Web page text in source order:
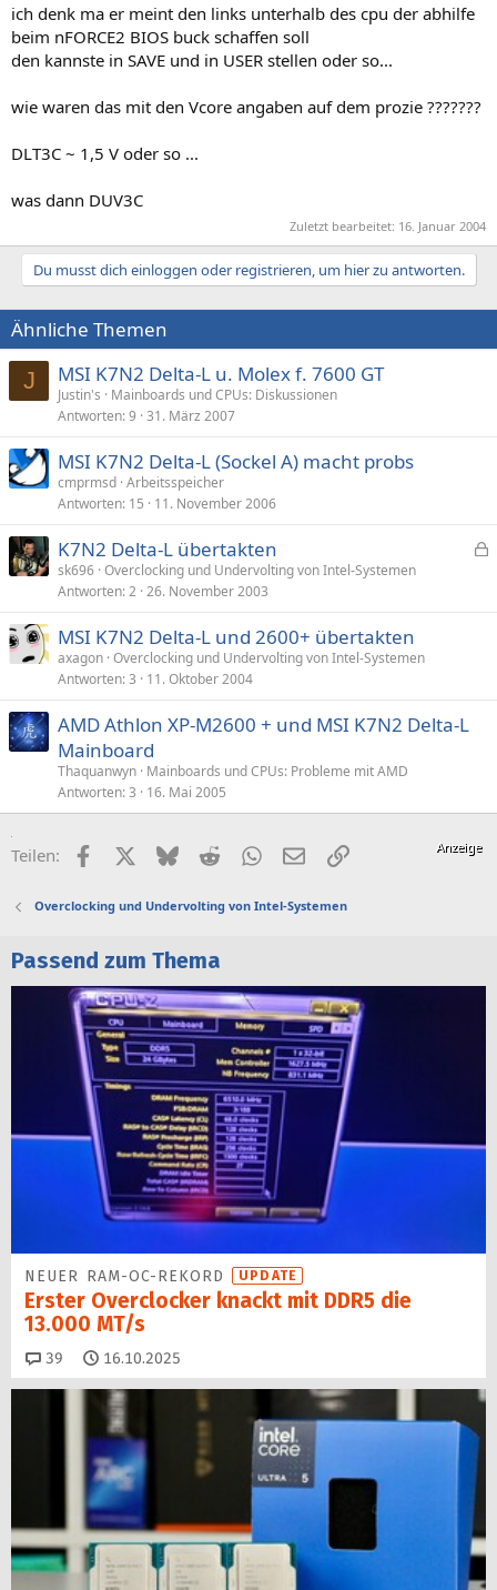
ich denk ma er meint den links unterhalb des cpu der abhilfe
beim nFORCE2 BIOS buck schaffen soll
den kannste in SAVE und in USER stellen oder so...
wie waren das mit den Vcore angaben auf dem prozie ???????
DLT3C ~ 1,5 V oder so ...
was dann DUV3C
Zuletzt bearbeitet: 16. Januar 2004
Du musst dich einloggen oder registrieren, um hier zu antworten.
Ähnliche Themen
J MSI K7N2 Delta-L u. Molex f. 7600 GT
Justin's
Mainboards und CPUs: Diskussionen
Antworten 9 31. März 2007
MSI K7N2 Delta-L (Sockel A) macht probs
cmprmsd Arbeitsspeicher
Antworten 15 11. November 2006
p
K7N2 Delta-L übertakten
sk696 Overclocking und Undervolting von Intel-Systemen
Antworten 2 26. November 2003
MSI K7N2 Delta-L und 2600+ übertakten
axagon Overclocking und Undervolting von Intel-Systemen
Antworten 3 11. Oktober 2004
AMD Athlon XP-M2600 + und MSI K7N2 Delta-L
Mainboard
Thaquanwyn Mainboards und CPUs: Probleme mit AMD
Antworten 3 16. Mai 2005
Teilen: FacebookX (Twitter)
BlueskyRedditWhatsApp
E-MailLink
Overclocking und Undervolting von Intel-Systemen
Passend zum Thema
NEUER RAM-OC-REKORD UPDATE
Erster Overclocker knackt mit DDR5 die
13.000 MT/s
39 Kommentare
16.10.2025